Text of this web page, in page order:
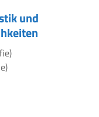
und